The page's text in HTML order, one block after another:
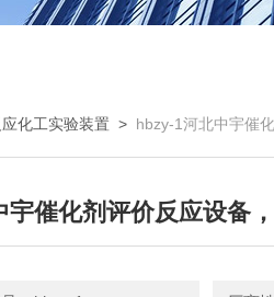
应化工实验装置 > hbzy-1河北中宇催
宇催化剂评价反应设备